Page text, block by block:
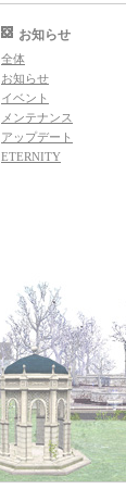
お知らせ
全体
お知らせ
イベント
メンテナンス
アップデート
ETERNITY